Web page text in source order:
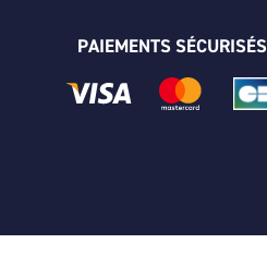
PAIEMENTS SÉCURISÉS